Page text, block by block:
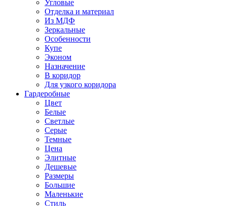
Угловые
Отделка и материал
Из МДФ
Зеркальные
Особенности
Купе
Эконом
Назначение
В коридор
Для узкого коридора
Гардеробные
Цвет
Белые
Светлые
Серые
Темные
Цена
Элитные
Дешевые
Размеры
Большие
Маленькие
Стиль